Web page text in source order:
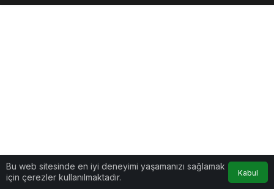
Bu web sitesinde en iyi deneyimi yaşamanızı sağlamak
için çerezler kullanılmaktadır.
Kabul